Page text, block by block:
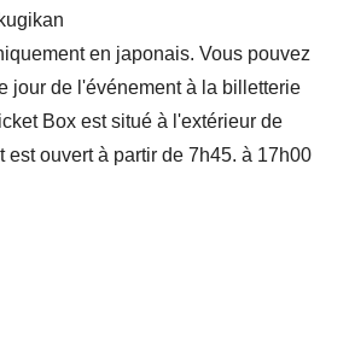
en japonais. Vous pouvez
jour de l'événement à la billetterie
Box est situé à l'extérieur de
est ouvert à partir de 7h45. à 17h00